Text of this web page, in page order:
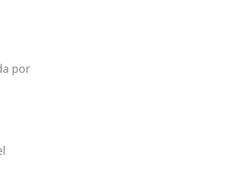
por